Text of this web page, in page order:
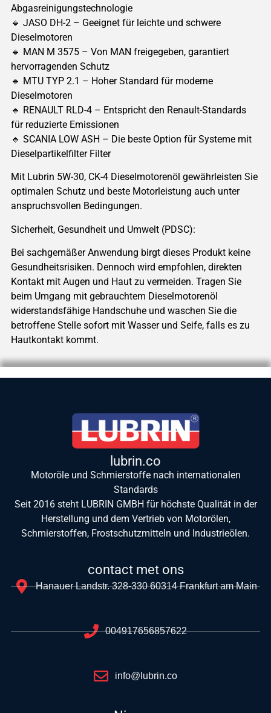
Abgasreinigungstechnologie
🔹 JASO DH-2 – Geeignet für leichte und schwere
Dieselmotoren
🔹 MAN M 3575 – Von MAN freigegeben, garantiert
hervorragenden Schutz
🔹 MTU TYP 2.1 – Hoher Standard für moderne
Dieselmotoren
🔹 RENAULT RLD-4 – Entspricht den Renault-Standards
für reduzierte Emissionen
🔹 SCANIA LOW ASH – Die beste Option für Systeme mit
Dieselpartikelfilter Filter
Mit Lubrin 5W-30, CK-4 Dieselmotorenöl gewährleisten Sie
optimalen Schutz und beste Motorleistung auch unter
anspruchsvollen Bedingungen.
Sicherheit, Gesundheit und Umwelt (PDSC):
Bei sachgemäßer Anwendung birgt dieses Produkt keine
Gesundheitsrisiken. Dennoch wird empfohlen, direkten
Kontakt mit Augen und Haut zu vermeiden. Tragen Sie
beim Umgang mit gebrauchtem Dieselmotorenöl
widerstandsfähige Handschuhe und waschen Sie die
betroffene Stelle sofort mit Wasser und Seife, falls es zu
Hautkontakt kommt.
lubrin.co
Motoröle und Schmierstoffe nach internationalen
Standards
Seit 2016 steht LUBRIN GMBH für höchste Qualität in der
Herstellung und dem Vertrieb von Motorölen,
Schmierstoffen, Frostschutzmitteln und Industrieölen.
contact met ons
Hanauer Landstr. 328-330 60314 Frankfurt am Main
004917656857622
info@lubrin.co